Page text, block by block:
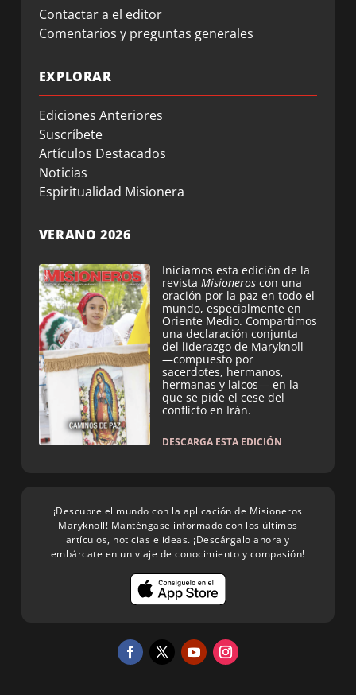
Contactar a el editor
Comentarios y preguntas generales
EXPLORAR
Ediciones Anteriores
Suscríbete
Artículos Destacados
Noticias
Espiritualidad Misionera
VERANO 2026
Iniciamos esta edición de la
revista Misioneros con una
oración por la paz en todo el
mundo, especialmente en
Oriente Medio. Compartimos
una declaración conjunta
del liderazgo de Maryknoll
—compuesto por
sacerdotes, hermanos,
hermanas y laicos— en la
que se pide el cese del
conflicto en Irán.
DESCARGA ESTA EDICIÓN
¡Descubre el mundo con la aplicación de Misioneros
Maryknoll! Manténgase informado con los últimos
artículos, noticias e ideas. ¡Descárgalo ahora y
embárcate en un viaje de conocimiento y compasión!